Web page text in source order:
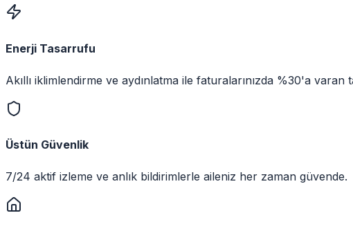
Enerji Tasarrufu
Akıllı iklimlendirme ve aydınlatma ile faturalarınızda %30'a varan
Üstün Güvenlik
7/24 aktif izleme ve anlık bildirimlerle aileniz her zaman güvende.